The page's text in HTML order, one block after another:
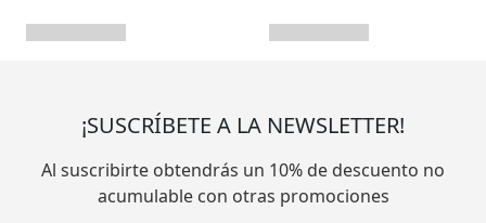
¡SUSCRÍBETE A LA NEWSLETTER!
Al suscribirte obtendrás un 10% de descuento no
acumulable con otras promociones